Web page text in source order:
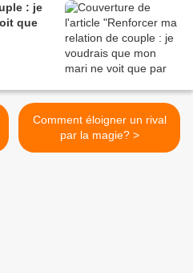
: je
que
Comment éloigner un rival
par la magie? >